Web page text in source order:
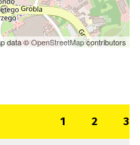
data ©OpenStreetMapcontributors
1 2 3